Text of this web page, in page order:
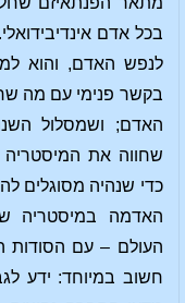
בכל אדם
לנפש האדם, והוא
בקשר פנימי עם מה
האדם; ושמסלול
שחווה את המיסטריה
כדי שנהיה מסוגלים
האדמה במיסטריה
העולם – עם הסודות
חשוב במיוחד: ידע